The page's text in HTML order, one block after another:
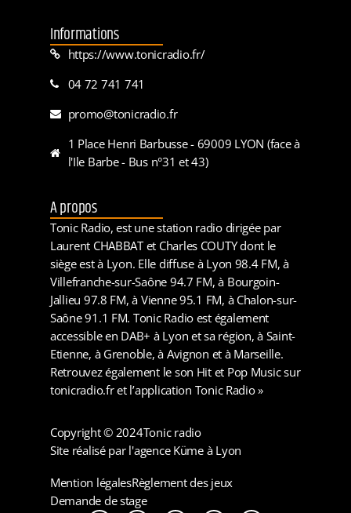
Informations
https://www.tonicradio.fr/
04 72 741 741
promo@tonicradio.fr
1 Place Henri Barbusse - 69009 LYON (face à
l'Ile Barbe - Bus n°31 et 43)
A propos
Tonic Radio, est une station radio dirigée par
Laurent CHABBAT et Charles COUTY dont le
siège est à Lyon. Elle diffuse à Lyon 98.4 FM, à
Villefranche-sur-Saône 94.7 FM, à Bourgoin-
Jallieu 97.8 FM, à Vienne 95.1 FM, à Chalon-sur-
Saône 91.1 FM. Tonic Radio est également
accessible en DAB+ à Lyon et sa région, à Saint-
Etienne, à Grenoble, à Avignon et à Marseille.
Retrouvez également le son Hit et Pop Music sur
tonicradio.fr et l’application Tonic Radio »
Copyright © 2024Tonic radio
Site réalisé par l'agence Küme à Lyon
Mention légalesRèglement des jeux
Demande de stage